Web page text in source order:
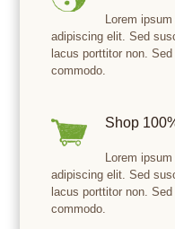
Lorem
adipiscing elit. Sed
lacus porttitor non.
commodo.
Shop
Lorem
adipiscing elit. Sed
lacus porttitor non.
commodo.